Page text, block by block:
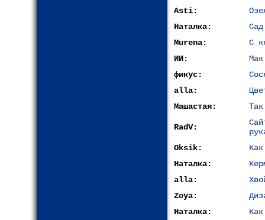
Asti:
Наталка:
Murena:
С
ИИ:
фикус:
alla:
Машастая:
RadV:
Oksik:
Наталка:
alla:
Zoya:
Наталка: